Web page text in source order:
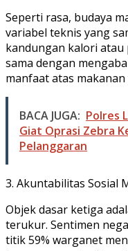
Seperti rasa, budaya
variabel teknis yang
kandungan kalori
sama dengan
manfaat atas
BACA JUGA: Polres
Giat Oprasi Zebra
Pelanggaran
3. Akuntabilitas Sosial
Objek dasar ketiga
terukur. Sentimen
titik 59% warganet